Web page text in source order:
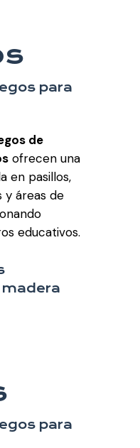
para
de
ofrecen una
en pasillos,
y áreas de
educativos.
para